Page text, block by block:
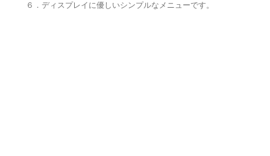
６．ディスプレイに優しいシンプルなメニューです。